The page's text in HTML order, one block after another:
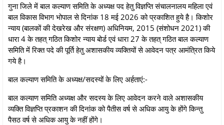
गुना जिले में बाल कल्याण समिति के अध्यक्ष पद हेतु विज्ञप्ति संचालनालय महिला एवं
बाल विकास विभाग भोपाल से दिनांक 18 मई 2026 को प्रकाशित हुये है। किशोर
न्याय (बालकों की देखरेख और संरक्षण) अधिनियम, 2015 (संशोधन 2021) की
धारा 4 के तहत् गठित किशोर न्याय बोर्ड एवं धारा 27 के तहत् गठित बाल कल्याण
समिति में रिक्त पदे की पूर्ति हेतु अशासकीय व्यक्तियों से आवेदन पत्र आमंत्रित किये
गये है।
बाल कल्याण समिति के अध्यक्ष/सदस्यों के लिए अर्हताएं:-
बाल कल्याण समिति अध्यक्ष और सदस्य के लिए आवेदन करने वाले अशासकीय
व्यक्ति विज्ञप्ति प्रकाशन की दिनांक को पैतीस वर्ष से अधिक आयु के होंगे किन्तु
पैसठ वर्ष से अधिक आयु के नहीं होंगे।